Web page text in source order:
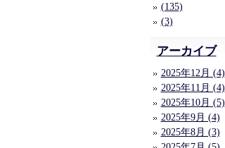
(135)
(3)
アーカイブ
2025年12月 (4)
2025年11月 (4)
2025年10月 (5)
2025年9月 (4)
2025年8月 (3)